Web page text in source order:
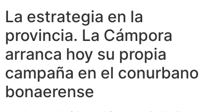
La estrategia en la
provincia. La Cámpora
arranca hoy su propia
campaña en el conurbano
bonaerense